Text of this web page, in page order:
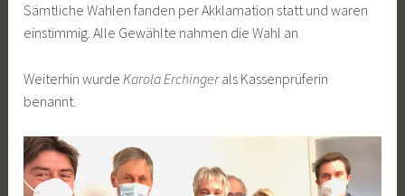
Sämtliche Wahlen fanden per Akklamation statt und waren
einstimmig. Alle Gewählte nahmen die Wahl an
Weiterhin wurde Karola Erchingerals Kassenprüferin
benannt.